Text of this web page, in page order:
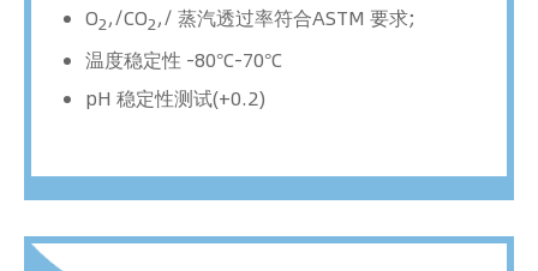
O2,/CO2,/ 蒸汽透过率符合ASTM 要求;
温度稳定性 -80°C-70°C
pH 稳定性测试(+0.2)